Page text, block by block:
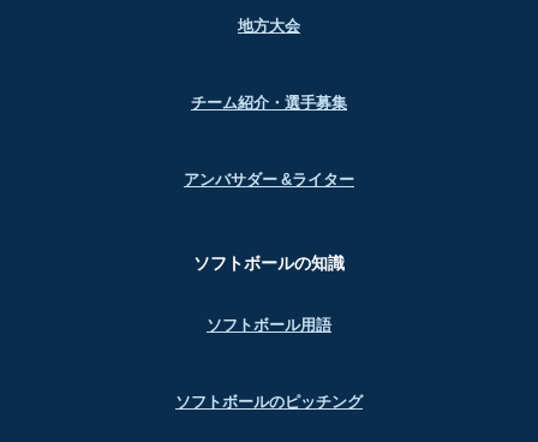
地方大会
チーム紹介・選手募集
アンバサダー &ライター
ソフトボールの知識
ソフトボール用語
ソフトボールのピッチング